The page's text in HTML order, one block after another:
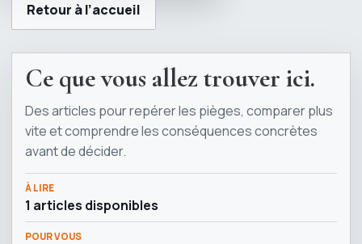
Retour à l’accueil
Ce que vous allez trouver ici.
Des articles pour repérer les pièges, comparer plus
vite et comprendre les conséquences concrètes
avant de décider.
À LIRE
1 articles disponibles
POUR VOUS